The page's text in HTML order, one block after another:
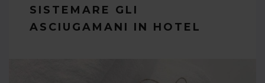
SISTEMARE GLI
ASCIUGAMANI IN HOTEL